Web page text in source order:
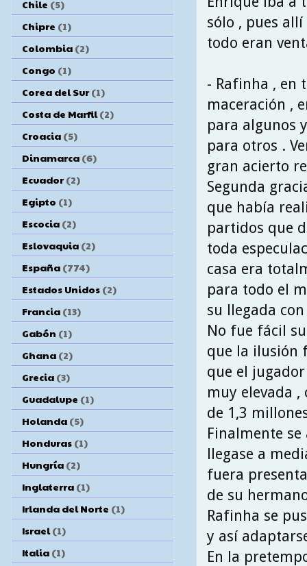
sólo , pues
todo eran
- Rafinha , en
maceración ,
para algunos
para otros .
gran acierto
Segunda
que había
partidos que
toda
casa era
para todo el
su llegada
No fue fácil
que la ilusión
que el
muy elevada
de 1,3
Finalmente
llegase a
fuera
de su
Rafinha se
y así
En la
Chile (5)
Chipre (1)
Colombia (2)
Congo (1)
Corea del Sur (1)
Costa de Marfil (2)
Croacia (5)
Dinamarca (6)
Ecuador (2)
Egipto (1)
Escocia (2)
Eslovaquia (2)
España (774)
Estados Unidos (2)
Francia (13)
Gabón (1)
Ghana (2)
Grecia (3)
Guadalupe (1)
Holanda (5)
Honduras (1)
Hungría (2)
Inglaterra (1)
Irlanda del Norte (1)
Israel (1)
Italia (1)